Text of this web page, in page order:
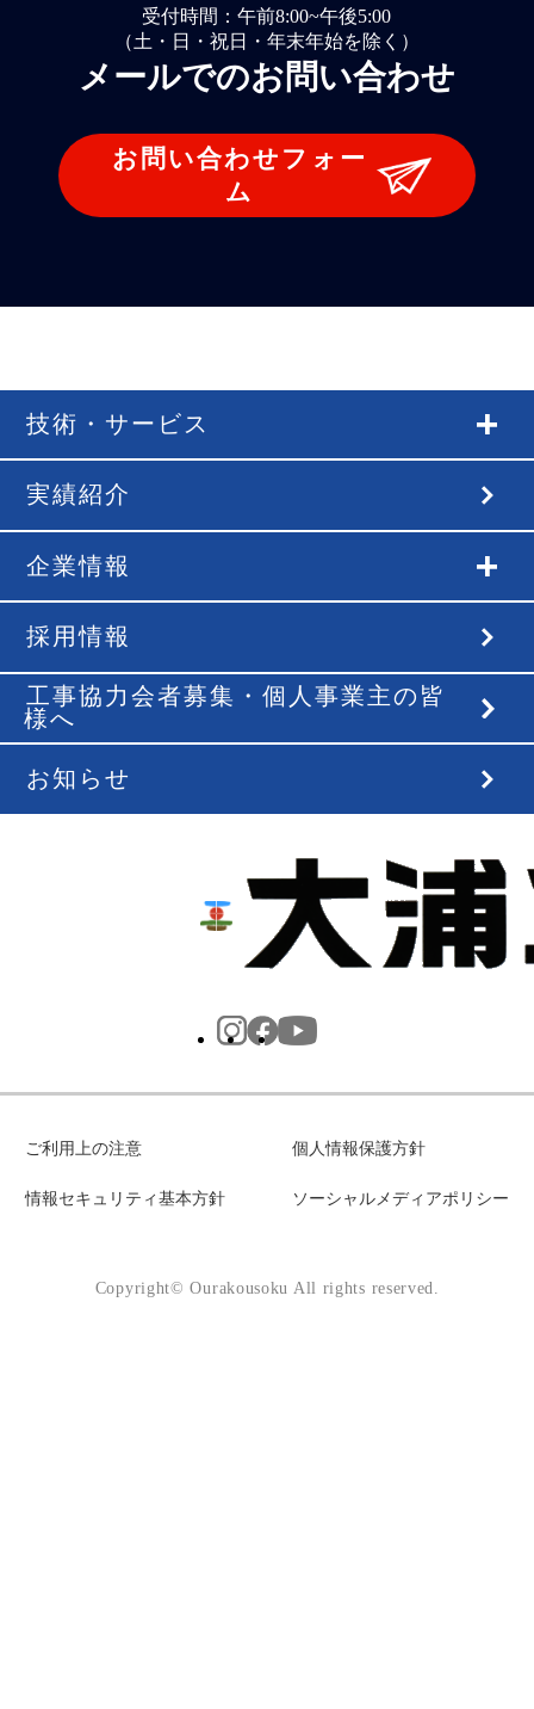
受付時間：午前8:00~午後5:00
（土・日・祝日・年末年始を除く）
メールでのお問い合わせ
お問い合わせフォー
ム
技術・サービス
実績紹介
企業情報
採用情報
工事協力会者募集・個人事業主の皆
様へ
お知らせ
ご利用上の注意 個人情報保護方針
情報セキュリティ基本方針 ソーシャルメディアポリシー
Copyright© Ourakousoku All rights reserved.